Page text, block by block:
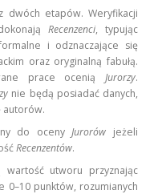
dwóch etapów. Weryfikacji
Recenzenci, typując
i odznaczające się
oraz oryginalną fabułą.
prace ocenią Jurorzy.
nie będą posiadać danych,
autorów.
do ocenyJurorów jeżeli
Recenzentów.
utworu przyznając
0–10 punktów, rozumianych